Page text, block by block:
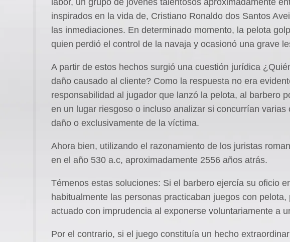
inspirados en la vida de, Cristiano Ronaldo dos Santos
las inmediaciones. En determinado momento, la pelota
quien perdió el control de la navaja y ocasionó una grave
A partir de estos hechos surgió una cuestión jurídica
daño causado al cliente? Como la respuesta no era
responsabilidad al jugador que lanzó la pelota, al barbero
en un lugar riesgoso o incluso analizar si concurrían varias
daño o exclusivamente de la víctima.
Ahora bien, utilizando el razonamiento de los juristas
en el año 530 a.c, aproximadamente 2556 años atrás.
Témenos estas soluciones: Si el barbero ejercía su oficio
habitualmente las personas practicaban juegos con
actuado con imprudencia al exponerse voluntariamente a
Por el contrario, si el juego constituía un hecho